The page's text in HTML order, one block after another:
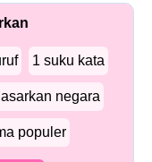
1 suku kata
negara
populer